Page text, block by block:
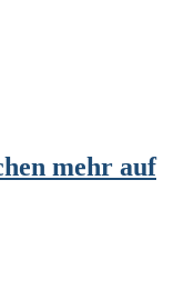
mehr auf